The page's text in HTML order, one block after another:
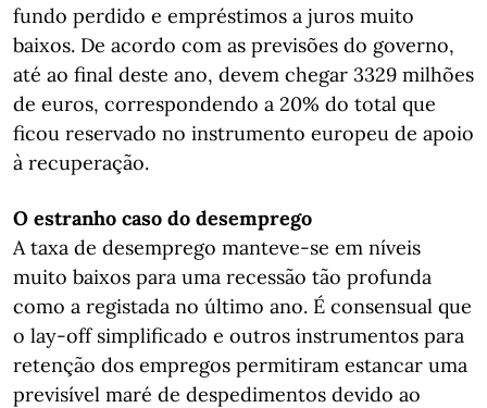
fundo perdido e empréstimos a juros muito
baixos. De acordo com as previsões do governo,
até ao final deste ano, devem chegar 3329 milhões
de euros, correspondendo a 20% do total que
ficou reservado no instrumento europeu de apoio
à recuperação.
O estranho caso do desemprego
A taxa de desemprego manteve-se em níveis
muito baixos para uma recessão tão profunda
como a registada no último ano. É consensual que
o lay-off simplificado e outros instrumentos para
retenção dos empregos permitiram estancar uma
previsível maré de despedimentos devido ao